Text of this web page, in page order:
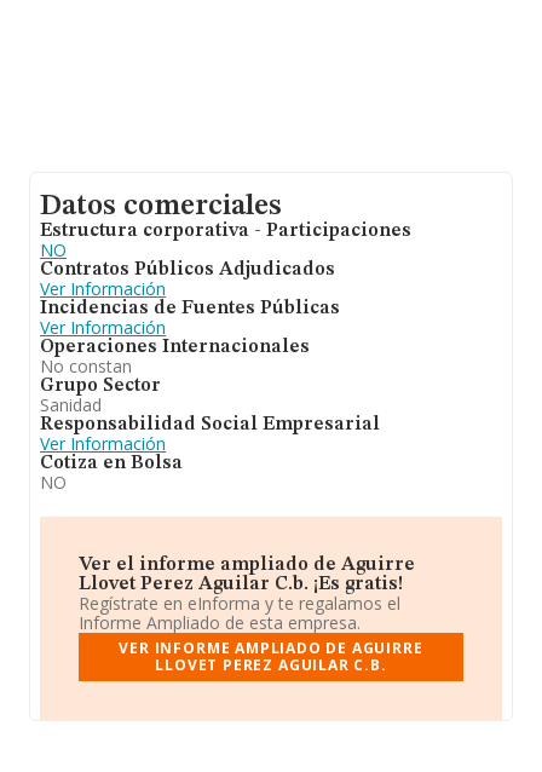
Datos comerciales
Estructura corporativa - Participaciones
NO
Contratos Públicos Adjudicados
Ver Información
Incidencias de Fuentes Públicas
Ver Información
Operaciones Internacionales
No constan
Grupo Sector
Sanidad
Responsabilidad Social Empresarial
Ver Información
Cotiza en Bolsa
NO
Ver el informe ampliado de Aguirre
Llovet Perez Aguilar C.b. ¡Es gratis!
Regístrate en eInforma y te regalamos el
Informe Ampliado de esta empresa.
VER INFORME AMPLIADO DE AGUIRRE
LLOVET PEREZ AGUILAR C.B.